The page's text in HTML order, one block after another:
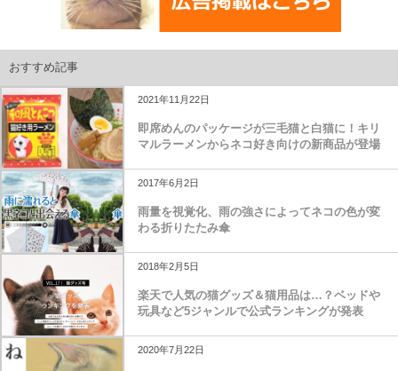
おすすめ記事
2021年11月22日
即席めんのパッケージが三毛猫と白猫に！キリ
マルラーメンからネコ好き向けの新商品が登場
2017年6月2日
雨量を視覚化、雨の強さによってネコの色が変
わる折りたたみ傘
2018年2月5日
楽天で人気の猫グッズ＆猫用品は…？ベッドや
玩具など5ジャンルで公式ランキングが発表
2020年7月22日